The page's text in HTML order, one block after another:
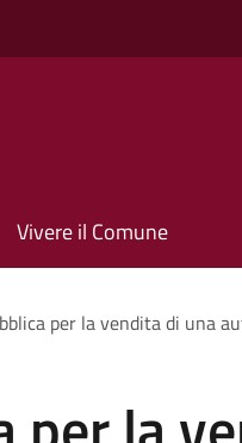
Vivere il Comune
per la vendita di una